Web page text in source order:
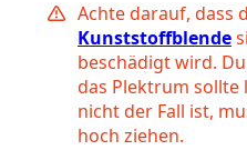
Achte darauf, dass
Kunststoffblende
beschädigt wird.
das Plektrum sollte
nicht der Fall ist,
hoch ziehen.